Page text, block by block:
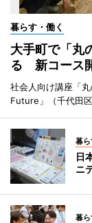
暮らす・働く
大手町で「丸
る 新コース
社会人向け講座「
Future」（千代田区
暮ら
日
ニ
暮ら